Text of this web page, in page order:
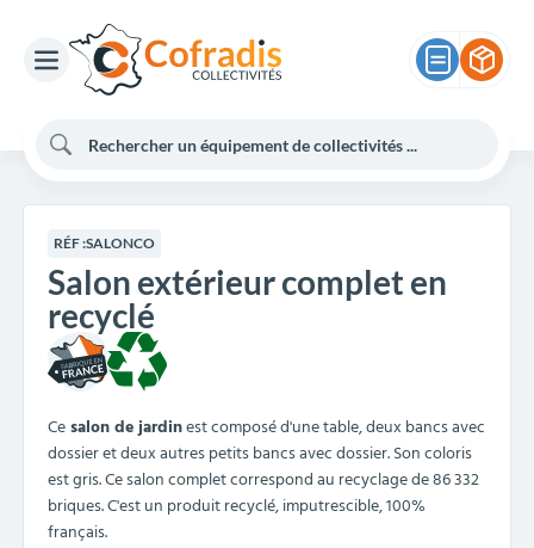
RÉF :SALONCO
Salon extérieur complet en
recyclé
Cesalon de jardinest composé d'une table, deux bancs avec
dossier et deux autres petits bancs avec dossier. Son coloris
est gris. Ce salon complet correspond au recyclage de 86 332
briques. C'est un produit recyclé, imputrescible, 100%
français.